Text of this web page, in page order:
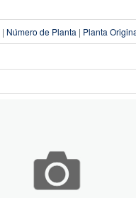
| Número de Planta | Planta